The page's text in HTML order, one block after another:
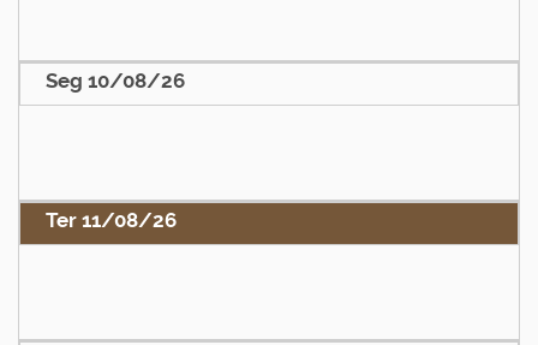
Seg 10/08/26
Ter 11/08/26